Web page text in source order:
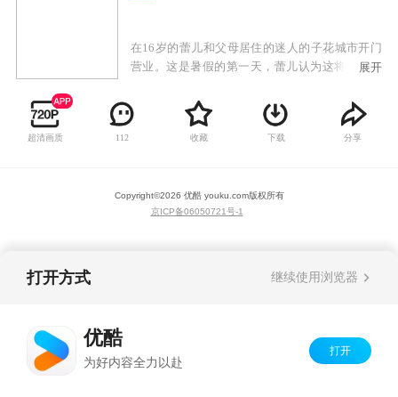
在16岁的蕾儿和父母居住的迷人的子花城市开门
营业。这是暑假的第一天，蕾儿认为这将是另一
过山车，蕾儿恰巧卷入了一个叫丝黛娜的神奇仙
女与一群怪物的战斗中由丝黛娜戒指响起的食人
魔诺特率领。在战斗中，蕾儿出人意料地发挥了
幻世界，魔幻学校阿尔菲学院就坐落在魔幻世界
中。多亏丝黛娜，蕾儿会发现自己拥有特殊的力
展开
超清画质 112 收藏 下载 分享
Copyright©2026 优酷 youku.com版权所有
京ICP备06050721号-1
打开方式 继续使用浏览器
优酷
为好内容全力以赴
打开